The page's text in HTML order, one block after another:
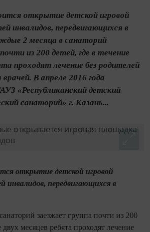
открытие детской игровой
инвалидов, передвигающихся в
2 месяца в санаторий
из 200 детей, где в течение
проходят лечение без родителей
В апреле 2016 года
«Республиканский детский
санаторий» г. Казань...
открытие детской игровой
инвалидов, передвигающихся в
заезжает группа почти из 200
двух месяцев ребята проходят лечение